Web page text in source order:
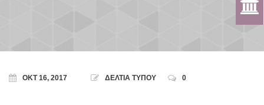
ΟΚΤ 16, 2017 ΔΕΛΤΙΑ ΤΥΠΟΥ 0